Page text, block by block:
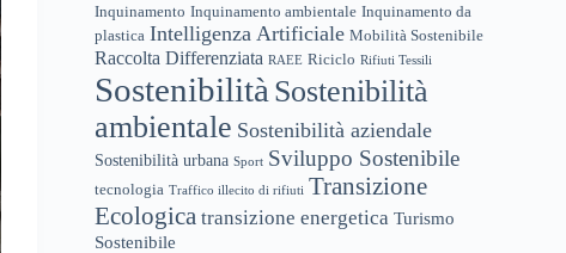
Inquinamento Inquinamento ambientale Inquinamento da
plastica Intelligenza Artificiale Mobilità Sostenibile
Raccolta Differenziata RAEE Riciclo Rifiuti Tessili
Sostenibilità Sostenibilità
ambientale Sostenibilità aziendale
Sostenibilità urbana Sport Sviluppo Sostenibile
tecnologia Traffico illecito di rifiuti Transizione
Ecologica transizione energetica Turismo
Sostenibile